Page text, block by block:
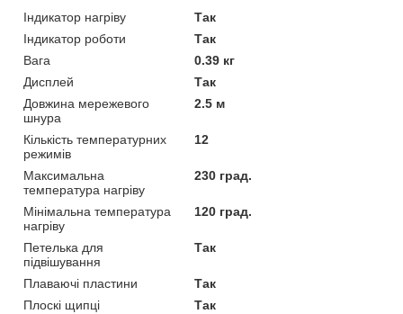
Індикатор нагріву
Так
Індикатор роботи
Так
Вага
0.39 кг
Дисплей
Так
Довжина мережевого
шнура
2.5 м
Кількість температурних
режимів
12
Максимальна
температура нагріву
230 град.
Мінімальна температура
нагріву
120 град.
Петелька для
підвішування
Так
Плаваючі пластини
Так
Плоскі щипці
Так